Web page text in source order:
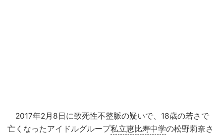
2017年2月8日に致死性不整脈の疑いで、18歳の若さで
亡くなったアイドルグループ私立恵比寿中学の松野莉奈さ